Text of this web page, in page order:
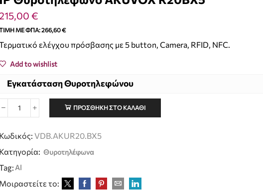
215,00 €
ΜΕ ΦΠΑ:266,60€
ελέγχου πρόσβασης με 5 button, Camera, RFID, NFC.
Add to wishlist
Εγκατάσταση Θυροτηλεφώνου
ΠΡΟΣΘΉΚΗ ΣΤΟ ΚΑΛΆΘΙ
Κωδικός: VDB.AKUR20.BX5
Κατηγορία: Θυροτηλέφωνα
Al
Μοιραστείτε το: